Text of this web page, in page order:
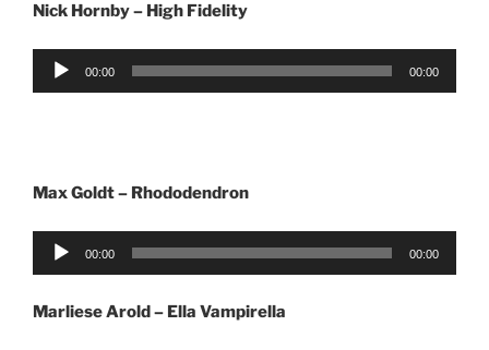
Nick Hornby – High Fidelity
Audio-
00:00 00:00
Max Goldt – Rhododendron
Audio-
00:00 00:00
Marliese Arold – Ella Vampirella